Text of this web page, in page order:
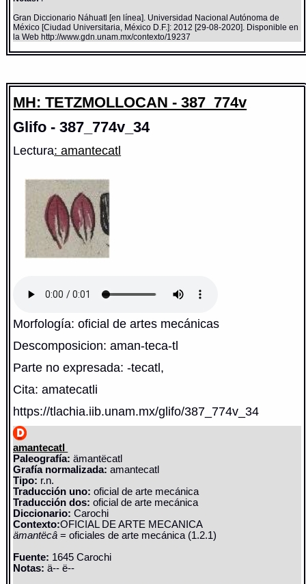
Gran Diccionario Náhuatl [en línea]. Universidad Nacional Autónoma de
México [Ciudad Universitaria, México D.F.]: 2012 [29-08-2020]. Disponible en
la Web http://www.gdn.unam.mx/contexto/19237
MH: TETZMOLLOCAN - 387_774v
Glifo - 387_774v_34
Lectura: amantecatl
Morfología: oficial de artes mecánicas
Descomposicion: aman-teca-tl
Parte no expresada: -tecatl,
Cita: amatecatli
https://tlachia.iib.unam.mx/glifo/387_774v_34
amantecatl
Paleografía: ämantëcatl
Grafía normalizada: amantecatl
Tipo: r.n.
Traducción uno: oficial de arte mecánica
Traducción dos: oficial de arte mecánica
Diccionario:Carochi
Contexto:OFICIAL DE ARTE MECANICA
ämantëcâ= oficiales de arte mecánica (1.2.1)
Fuente: 1645 Carochi
Notas: ä-- ë--